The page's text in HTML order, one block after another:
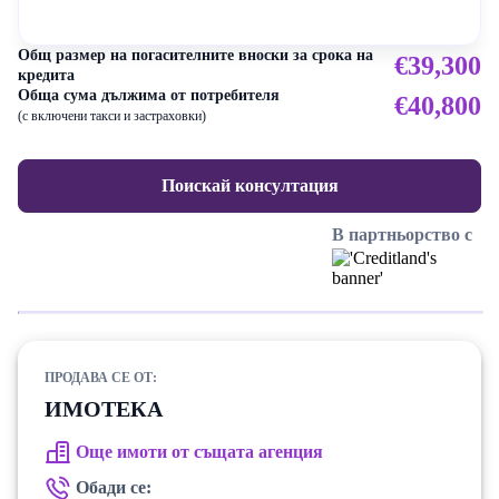
Общ размер на погасителните вноски за срока на
кредита
€39,300
Обща сума дължима от потребителя
(с включени такси и застраховки) €40,800
Поискай консултация
В партньорство с
ПРОДАВА СЕ ОТ:
ИМОТЕКА
Още имоти от същата агенция
Обади се: